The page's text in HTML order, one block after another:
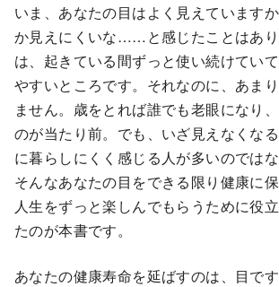
いま、あなたの目はよく見えています
か見えにくいな……と感じたことはあり
は、起きている間ずっと使い続けてい
やすいところです。それなのに、あま
ません。歳をとれば誰でも老眼になり
のが当たり前。でも、いざ見えなくな
に暮らしにくく感じる人が多いのではな
そんなあなたの目をできる限り健康に
人生をずっと楽しんでもらうために役
たのが本書です。
あなたの健康寿命を延ばすのは、目で